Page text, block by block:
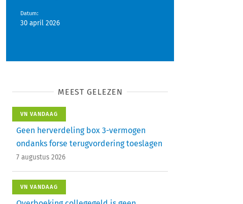
Datum:
30 april 2026
MEEST GELEZEN
VN VANDAAG
Geen herverdeling box 3-vermogen
ondanks forse terugvordering toeslagen
7 augustus 2026
VN VANDAAG